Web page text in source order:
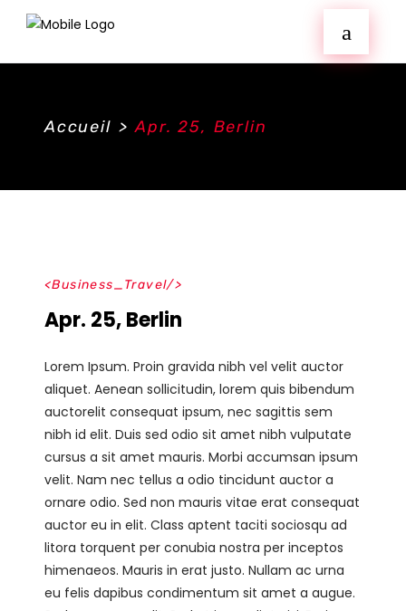
Accueil > Apr. 25, Berlin
Business_Travel
Apr. 25, Berlin
Lorem Ipsum. Proin gravida nibh vel velit auctor
aliquet. Aenean sollicitudin, lorem quis bibendum
auctorelit consequat ipsum, nec sagittis sem
nibh id elit. Duis sed odio sit amet nibh vulputate
cursus a sit amet mauris. Morbi accumsan ipsum
velit. Nam nec tellus a odio tincidunt auctor a
ornare odio. Sed non mauris vitae erat consequat
auctor eu in elit. Class aptent taciti sociosqu ad
litora torquent per conubia nostra per inceptos
himenaeos. Mauris in erat justo. Nullam ac urna
eu felis dapibus condimentum sit amet a augue.